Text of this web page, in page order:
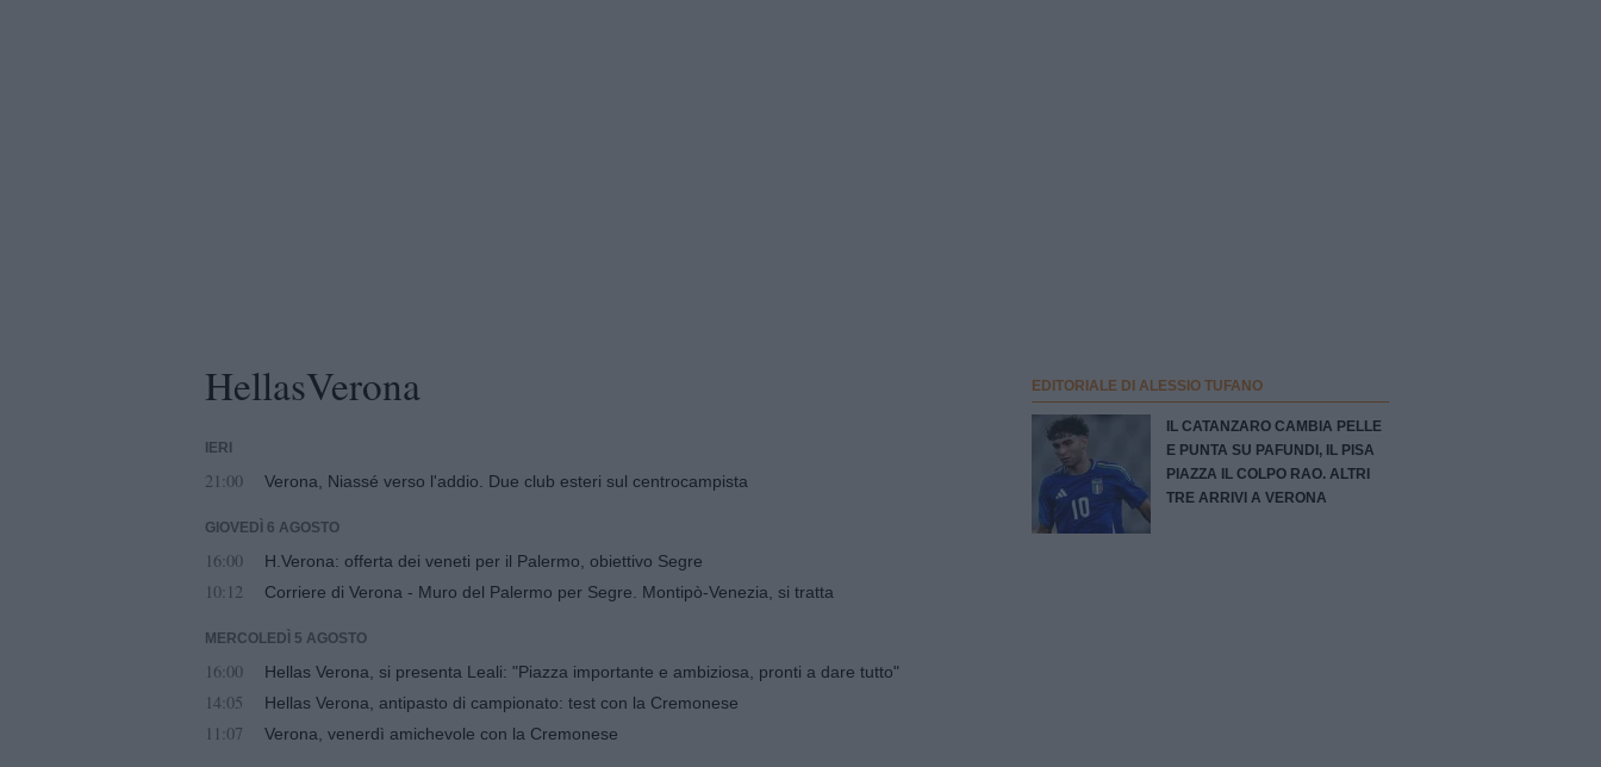
HellasVerona
IERI
21:00 Verona, Niassé verso l'addio. Due club esteri sul centrocampista
GIOVEDÌ 6 AGOSTO
16:00 H.Verona: offerta dei veneti per il Palermo, obiettivo Segre
10:12 Corriere di Verona - Muro del Palermo per Segre. Montipò-Venezia, si tratta
MERCOLEDÌ 5 AGOSTO
16:00 Hellas Verona, si presenta Leali: "Piazza importante e ambiziosa, pronti a dare tutto"
14:05 Hellas Verona, antipasto di campionato: test con la Cremonese
11:07 Verona, venerdì amichevole con la Cremonese
EDITORIALE DI ALESSIO TUFANO
IL CATANZARO CAMBIA PELLE
E PUNTA SU PAFUNDI, IL PISA
PIAZZA IL COLPO RAO. ALTRI
TRE ARRIVI A VERONA